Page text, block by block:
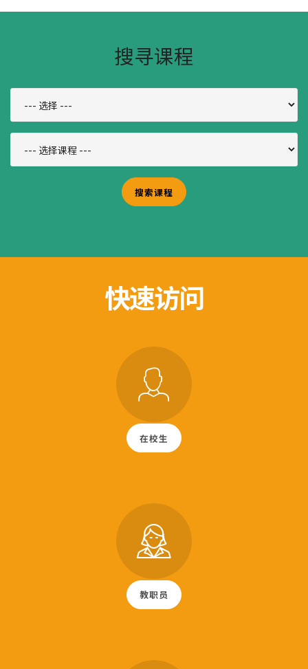
搜寻课程
快速访问
在校生
教职员